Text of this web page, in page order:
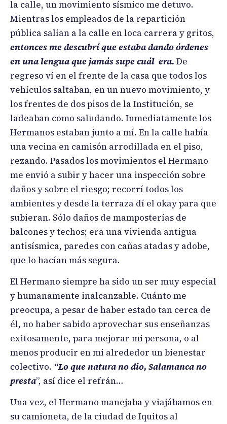
la calle, un movimiento sísmico me detuvo.
Mientras los empleados de la repartición
pública salían a la calle en loca carrera y gritos,
entonces me descubrí que estaba dando órdenes
en una lengua que jamás supe cuál era. De
regreso ví en el frente de la casa que todos los
vehículos saltaban, en un nuevo movimiento, y
los frentes de dos pisos de la Institución, se
ladeaban como saludando. Inmediatamente los
Hermanos estaban junto a mí. En la calle había
una vecina en camisón arrodillada en el piso,
rezando. Pasados los movimientos el Hermano
me envió a subir y hacer una inspección sobre
daños y sobre el riesgo; recorrí todos los
ambientes y desde la terraza dí el okay para que
subieran. Sólo daños de mamposterías de
balcones y techos; era una vivienda antigua
antisísmica, paredes con cañas atadas y adobe,
que lo hacían más segura.
El Hermano siempre ha sido un ser muy especial
y humanamente inalcanzable. Cuánto me
preocupa, a pesar de haber estado tan cerca de
él, no haber sabido aprovechar sus enseñanzas
exitosamente, para mejorar mi persona, o al
menos producir en mi alrededor un bienestar
colectivo. “Lo que natura no dio, Salamanca no
presta”, así dice el refrán…
Una vez, el Hermano manejaba y viajábamos en
su camioneta, de la ciudad de Iquitos al